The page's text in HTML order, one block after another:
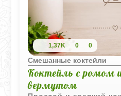
1,37K 0 0
Смешанные коктейли
Коктейль с ромом
вермутом